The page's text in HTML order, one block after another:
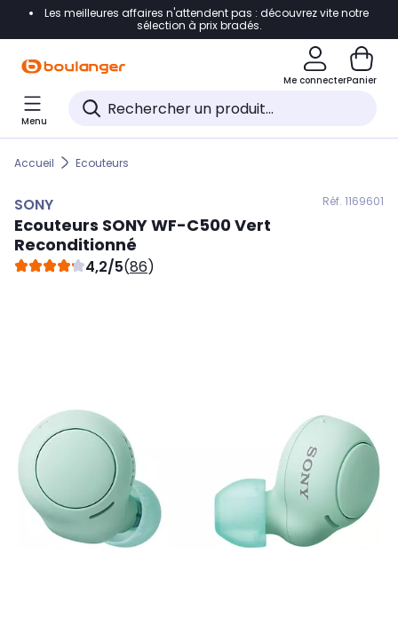
Accéder directement à la navigation
Accéder directement au pied de page
Accéder directement au chatbot
Les meilleures affaires n'attendent pas : découvrez vite notre
sélection à prix bradés.
Me connecterPanier
Menu
Accueil Ecouteurs
SONY Réf. 1169601
Ecouteurs SONYWF-C500 Vert
Reconditionné
4,2/5(86)